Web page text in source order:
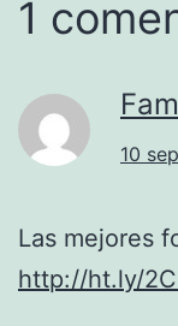
1
10
Las mejores
http://ht.ly/